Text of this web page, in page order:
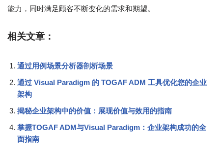
能力，同时满足顾客不断变化的需求和期望。
相关文章：
通过用例场景分析器剖析场景
通过 Visual Paradigm 的 TOGAF ADM 工具优化您的企业
架构
揭秘企业架构中的价值：展现价值与效用的指南
掌握TOGAF ADM与Visual Paradigm：企业架构成功的全
面指南